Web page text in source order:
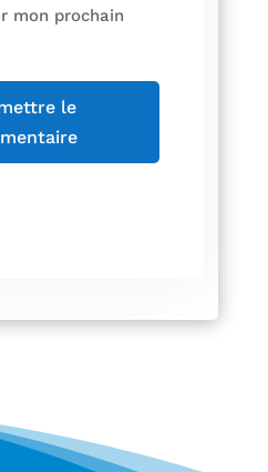
mon prochain
le